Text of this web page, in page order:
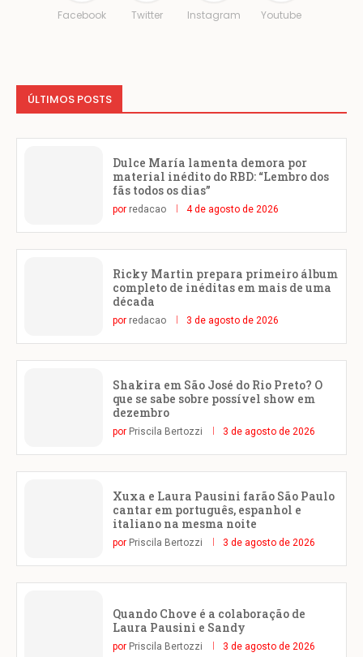
Facebook Twitter Instagram Youtube
ÚLTIMOS POSTS
Dulce María lamenta demora por
material inédito do RBD: “Lembro dos
fãs todos os dias”
por redacao 4 de agosto de 2026
Ricky Martin prepara primeiro álbum
completo de inéditas em mais de uma
década
por redacao 3 de agosto de 2026
Shakira em São José do Rio Preto? O
que se sabe sobre possível show em
dezembro
por Priscila Bertozzi 3 de agosto de 2026
Xuxa e Laura Pausini farão São Paulo
cantar em português, espanhol e
italiano na mesma noite
por Priscila Bertozzi 3 de agosto de 2026
Quando Chove é a colaboração de
Laura Pausini e Sandy
por Priscila Bertozzi 3 de agosto de 2026